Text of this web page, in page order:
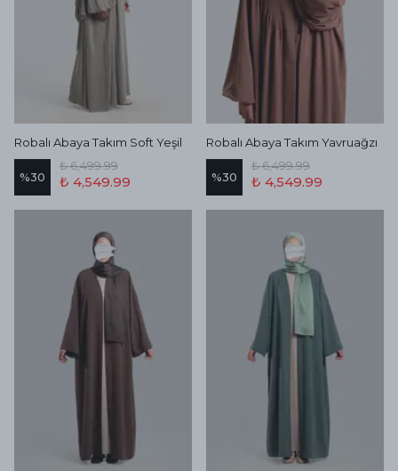
Robalı Abaya Takım Soft Yeşil
%30
₺ 6,499.99
₺ 4,549.99
Robalı Abaya Takım Yavruağzı
%30
₺ 6,499.99
₺ 4,549.99